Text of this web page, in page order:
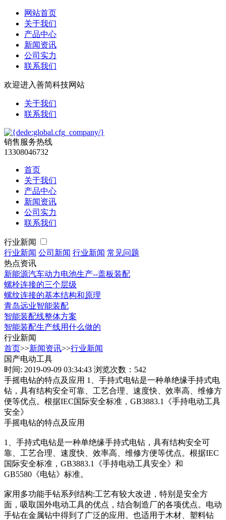
网站首页
关于我们
产品中心
新闻资讯
公司实力
联系我们
欢迎进入善简科技网站
关于我们
联系我们
销售服务热线
13308046732
首页
关于我们
产品中心
新闻资讯
公司实力
联系我们
行业新闻
行业新闻 公司新闻 行业新闻 常见问题
热点资讯
新能源汽车动力电池生产--盖板装配
螺栓连接的三个层级
螺纹连接的基本结构和原理
青岛远业智能装配
智能装配线整体方案
智能装配生产线用什么做的
行业新闻
首页>>新闻资讯>>行业新闻
国产电动工具
时间: 2019-09-09 03:34:43 浏览次数：542
手摇电钻的特点及应用 1、手持式电钻是一种单绝缘手持式电
钻，具有结构安全可靠、工艺合理、速度快、效率高、维修方
便等优点。根据IEC国际安全标准，GB3883.1《手持电动工具
安全》
手摇电钻的特点及应用
1、手持式电钻是一种单绝缘手持式电钻，具有结构安全可
靠、工艺合理、速度快、效率高、维修方便等优点。根据IEC
国际安全标准，GB3883.1《手持电动工具安全》和
GB5580《电钻》标准。
家用多功能手钻系列结构:工艺有较大改进，特别是安全方
面，吸取国外电动工具的优点，结合制造厂的各项优点。电动
手钻在金属钻中得到了广泛的应用。也适用于木材、塑料钻